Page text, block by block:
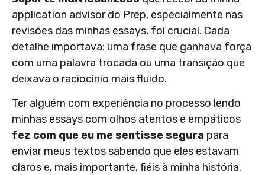
application advisor do Prep, especialmente nas
revisões das minhas essays, foi crucial. Cada
detalhe importava: uma frase que ganhava força
com uma palavra trocada ou uma transição que
deixava o raciocínio mais fluido.
Ter alguém com experiência no processo lendo
minhas essays com olhos atentos e empáticos
fez com que eu me sentisse segura para
enviar meus textos sabendo que eles estavam
claros e, mais importante, fiéis à minha história.